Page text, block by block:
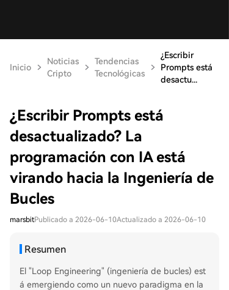
Inicio
Noticias
Cripto
Tendencias
Tecnológicas
¿Escribir
Prompts está
desactu...
¿Escribir Prompts está
desactualizado? La
programación con IA está
virando hacia la Ingeniería de
Bucles
marsbitPublicado a 2026-06-10Actualizado a 2026-06-10
Resumen
El "Loop Engineering" (ingeniería de bucles) est
á emergiendo como un nuevo paradigma en la